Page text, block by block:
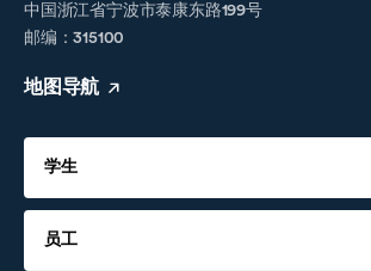
中国浙江省宁波市泰康东路199号
邮编：315100
地图导航
学生
员工